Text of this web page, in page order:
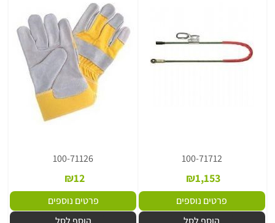
100-71712
₪1,153
פרטים נוספים
100-71126
₪12
פרטים נוספים